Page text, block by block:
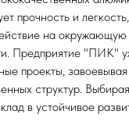
прочность и
на окружающую
Предприятие "ПИК"
проекты,
структур.
в устойчивое